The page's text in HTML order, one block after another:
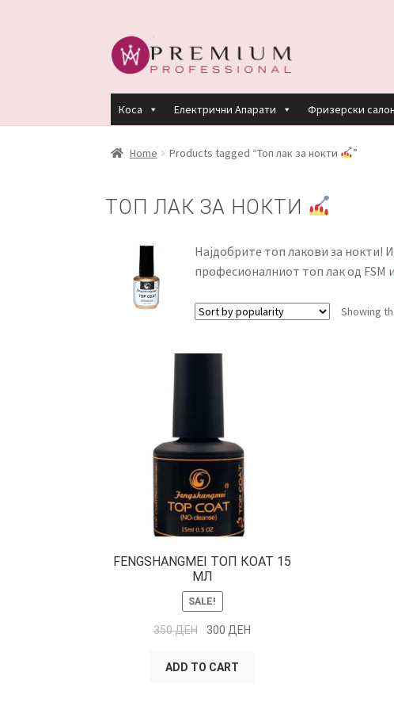
Skip
to
Skip
to
Коса Електрични Апарати Фризерски салон
HOME PREMIUM PROFESSIONAL LINKS
Home Products tagged “Топ лак за нокти ”
ТОП ЛАК ЗА НОКТИ
Најдобрите топ лакови за нокти!
професионалниот топ лак од FSM
Showing
FENGSHANGMEI ТОП КОАТ 15
МЛ
SALE!
350ДЕН 300ДЕН
ADD TO CART